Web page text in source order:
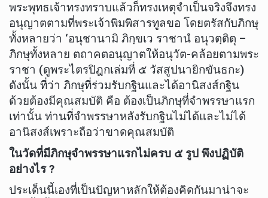
พระพุทธเจ้าทรงทราบแล้วก็ทรงเหตุจำเป็นจริงจึงทรง
อนุญาตตามที่พระเจ้าพิมพิสารทูลขอ โดยตรัสกับภิกษุ
ทั้งหลายว่า ‘อนุชานามิ ภิกฺขเว ราชานํ อนุวตฺติตุ –
ภิกษุทั้งหลาย ตถาคตอนุญาตให้อนุวัต-คล้อยตามพระ
ราชา (ดูพระไตรปิฎกเล่มที่ ๕ วัสสูปนายิกขันธกะ)
ดังนั้น ที่ว่า ภิกษุที่ร่วมรับกฐินและได้อานิสงส์กฐิน
ด้วยต้องมีคุณสมบัติ คือ ต้องเป็นภิกษุที่จำพรรษาแรก
เท่านั้น ท่านที่จำพรรษาหลังรับกฐินไม่ได้และไม่ได้
อานิสงส์เพราะถือว่าขาดคุณสมบัติ
ในวัดที่มีภิกษุจำพรรษาแรกไม่ครบ ๕ รูป พึงปฏิบัติ
อย่างไร ?
ประเด็นนี้เองที่เป็นปัญหาหลักให้ต้องคิดกันมาน่าจะ